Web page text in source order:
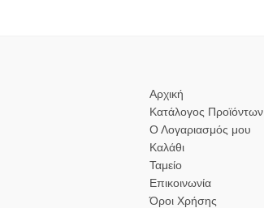
Αρχική
Κατάλογος Προϊόντων
Ο Λογαριασμός μου
Καλάθι
Ταμείο
Επικοινωνία
Όροι Χρήσης